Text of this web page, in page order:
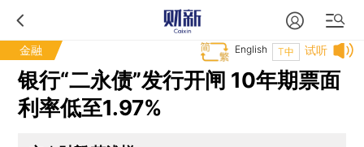
金融 试听
T中
English
银行“二永债”发行开闸 10年期票面
利率低至1.97%